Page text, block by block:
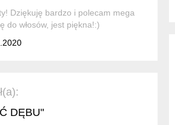
Dziękuję bardzo i polecam mega
do włosów, jest piękna!:)
DĘBU"